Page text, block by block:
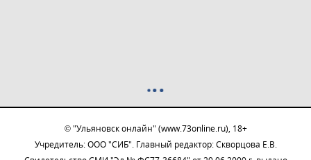
© "Ульяновск онлайн" (www.73online.ru), 18+
Учредитель: ООО "СИБ". Главный редактор: Скворцова Е.В.